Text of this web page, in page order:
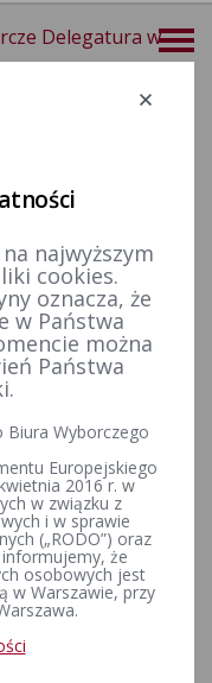
Delegatura w
Wybory Samorządowe 2024
z dnia 28
wyborczych
samorządu
7 i 21 kwietnia
z dnia 31 lipca 2024
organów jednostek
najwyższym
cookies.
oznacza, że
w Państwa
można
Państwa
Biura Wyborczego
Europejskiego
2016 r. w
w związku z
i w sprawie
(„RODO”) oraz
że
osobowych jest
w Warszawie, przy